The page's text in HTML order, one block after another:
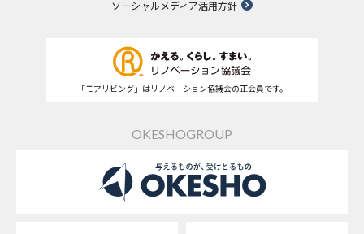
ソーシャルメディア活用方針
「モアリビング」はリノベーション協議会の正会員です。
OKESHOGROUP